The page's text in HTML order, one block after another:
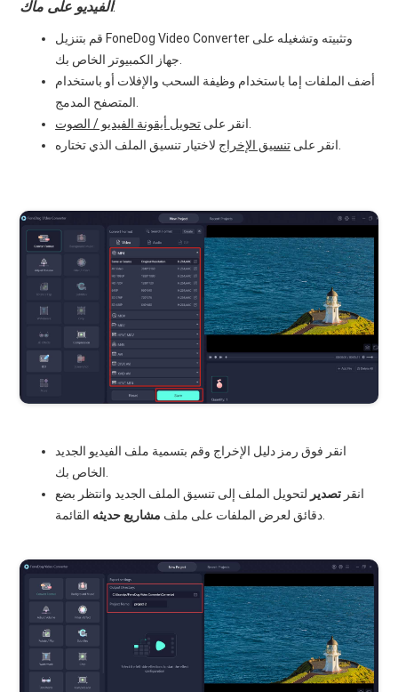
الفيديو على ماك:
قم بتنزيل FoneDog Video Converter وتثبيته وتشغيله على
أضف الملفات إما باستخدام وظيفة السحب والإفلات أو باستخدام
انقر على تحويل أيقونة الفيديو / الصوت
انقر على تنسيق الإخراج
انقر فوق رمز دليل الإخراج وقم بتسمية ملف الفيديو الجديد
انقر تصدير لتحويل الملف إلى تنسيق الملف الجديد وانتظر بضع
دقائق لعرض الملفات على ملف مشاريع حديثه